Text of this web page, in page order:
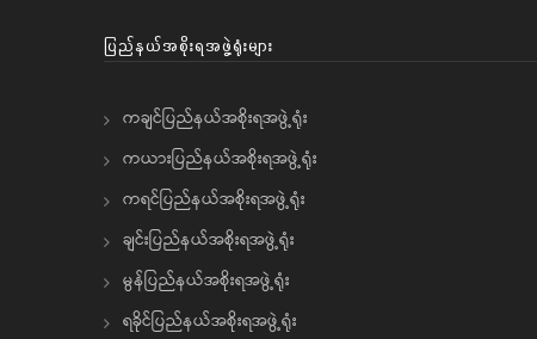
ပြည်နယ်အစိုးရအဖွဲ့ရုံးများ
ကချင်ပြည်နယ်အစိုးရအဖွဲ့ရုံး
ကယားပြည်နယ်အစိုးရအဖွဲ့ရုံး
ကရင်ပြည်နယ်အစိုးရအဖွဲ့ရုံး
ချင်းပြည်နယ်အစိုးရအဖွဲ့ရုံး
မွန်ပြည်နယ်အစိုးရအဖွဲ့ရုံး
ရခိုင်ပြည်နယ်အစိုးရအဖွဲ့ရုံး